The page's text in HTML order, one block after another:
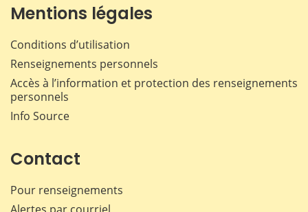
Mentions légales
Conditions d’utilisation
Renseignements personnels
Accès à l’information et protection des renseignements
personnels
Info Source
Contact
Pour renseignements